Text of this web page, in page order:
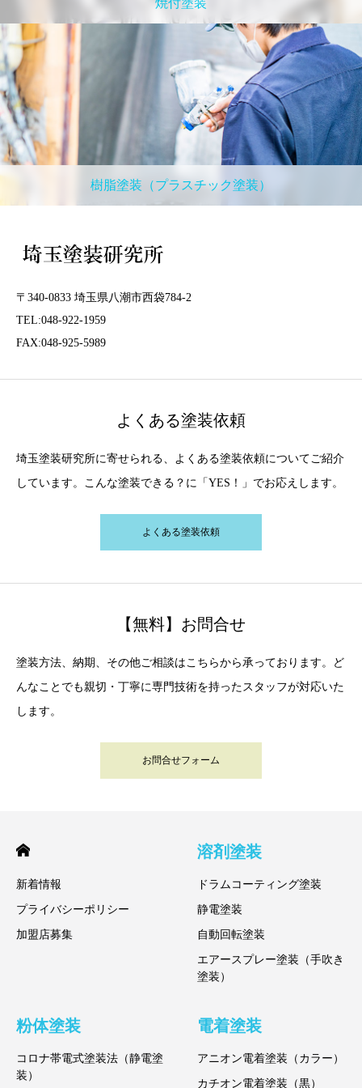
焼付塗装
樹脂塗装（プラスチック塗装）
〒340-0833 埼玉県八潮市西袋784-2
TEL:048-922-1959
FAX:048-925-5989
よくある塗装依頼
埼玉塗装研究所に寄せられる、よくある塗装依頼についてご紹介
しています。こんな塗装できる？に「YES！」でお応えします。
よくある塗装依頼
【無料】お問合せ
塗装方法、納期、その他ご相談はこちらから承っております。ど
んなことでも親切・丁寧に専門技術を持ったスタッフが対応いた
します。
お問合せフォーム
新着情報
プライバシーポリシー
加盟店募集
溶剤塗装
ドラムコーティング塗装
静電塗装
自動回転塗装
エアースプレー塗装（手吹き
塗装）
粉体塗装
コロナ帯電式塗装法（静電塗
装）
電着塗装
アニオン電着塗装（カラー）
カチオン電着塗装（黒）